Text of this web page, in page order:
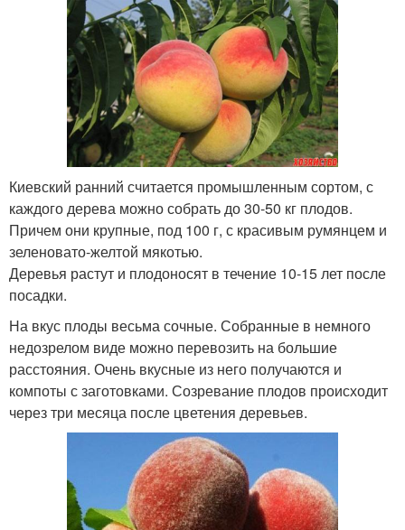
Киевский ранний считается промышленным сортом, с
каждого дерева можно собрать до 30-50 кг плодов.
Причем они крупные, под 100 г, с красивым румянцем и
зеленовато-желтой мякотью.
Деревья растут и плодоносят в течение 10-15 лет после
посадки.
На вкус плоды весьма сочные. Собранные в немного
недозрелом виде можно перевозить на большие
расстояния. Очень вкусные из него получаются и
компоты с заготовками. Созревание плодов происходит
через три месяца после цветения деревьев.